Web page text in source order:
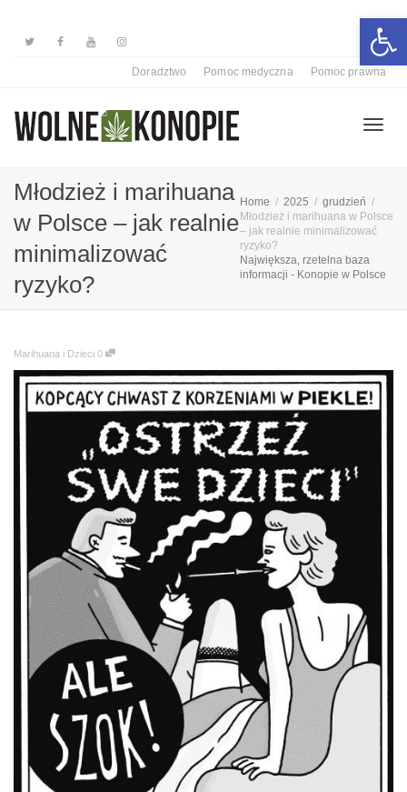
Doradztwo Pomoc medyczna Pomoc prawna
Młodzież i marihuana
w Polsce – jak realnie
minimalizować
ryzyko?
Home 2025
grudzień
Młodzież i marihuana w Polsce
– jak realnie minimalizować
ryzyko?
Największa, rzetelna baza
informacji - Konopie w Polsce
Marihuana i Dzieci 0